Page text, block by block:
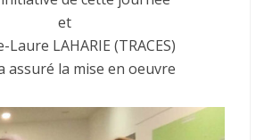
et
Laure LAHARIE (TRACES)
assuré la mise en oeuvre